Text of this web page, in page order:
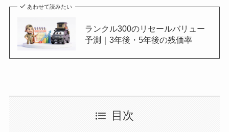
あわせて読みたい
ランクル300のリセールバリュー
予測｜3年後・5年後の残価率
目次